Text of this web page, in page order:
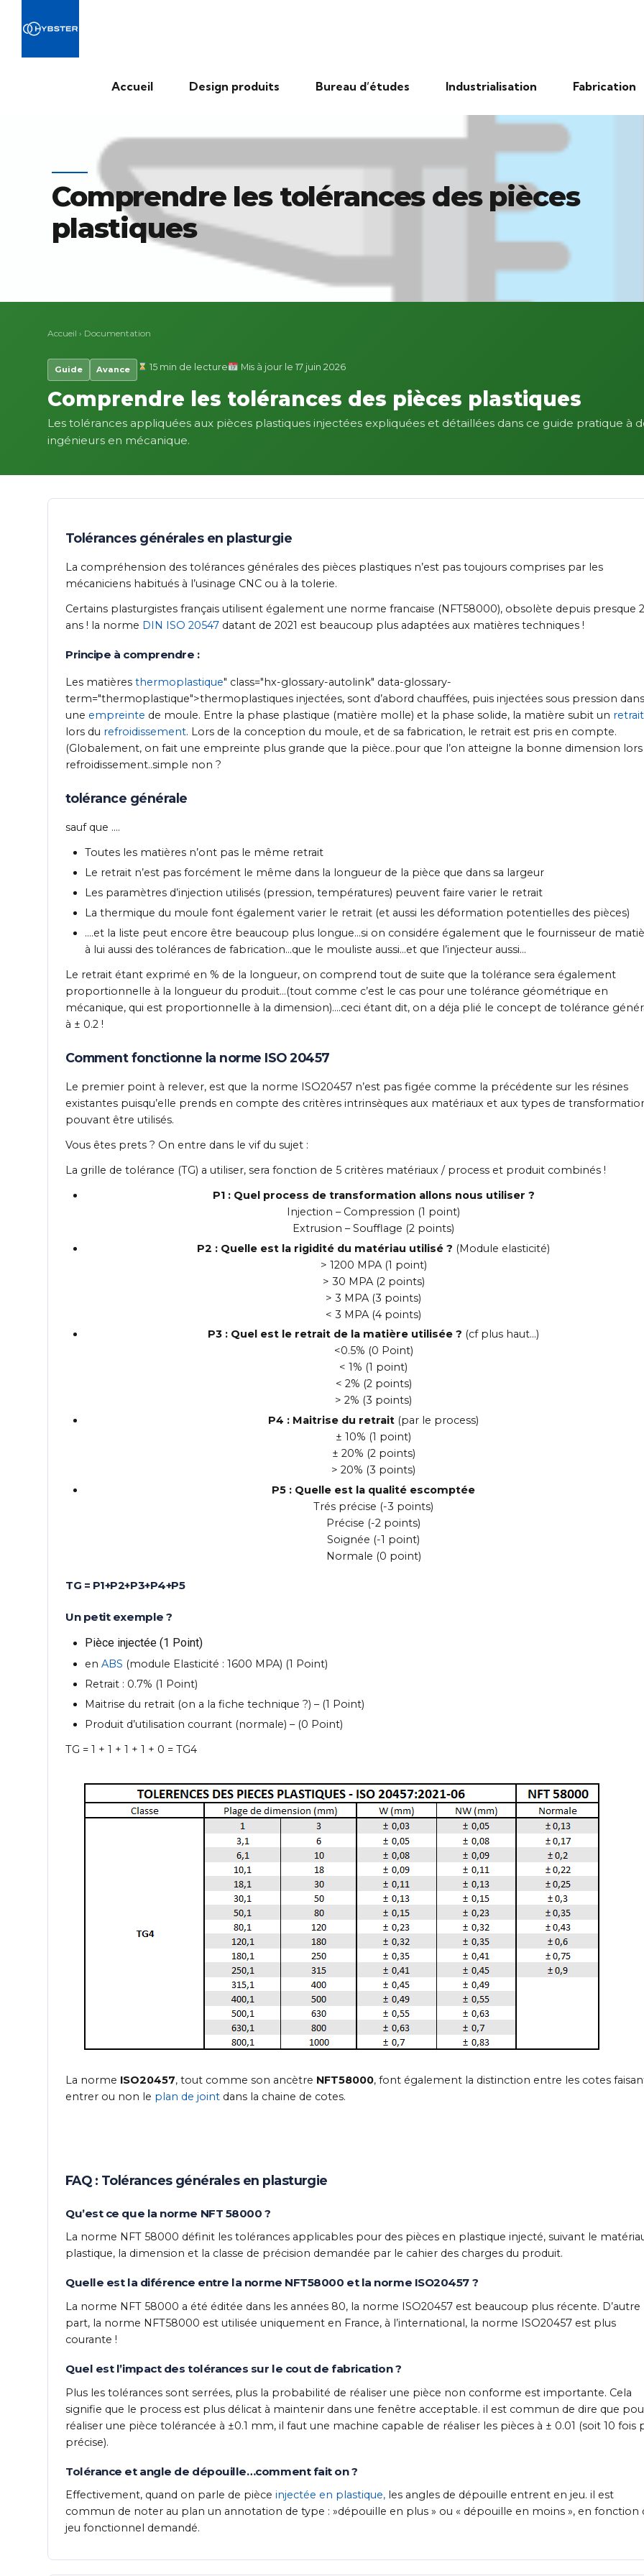
Accueil Design produits Bureau d’études Industrialisation Fabrication
Comprendre les tolérances des pièces
plastiques
Accueil › Documentation
Guide Avance 15 min de lecture Mis à jour le 17 juin 2026
Comprendre les tolérances des pièces plastiques
Les tolérances appliquées aux pièces plastiques injectées expliquées et détaillées dans ce guide pratique à
ingénieurs en mécanique.
Tolérances générales en plasturgie
La compréhension des tolérances générales des pièces plastiques n’est pas toujours comprises par les
mécaniciens habitués à l’usinage CNC ou à la tolerie.
Certains plasturgistes français utilisent également une norme francaise (NFT58000), obsolète depuis presque
ans ! la norme DIN ISO 20547 datant de 2021 est beaucoup plus adaptées aux matières techniques !
Principe à comprendre :
Les matières thermoplastique" class="hx-glossary-autolink" data-glossary-
term="thermoplastique">thermoplastiques injectées, sont d’abord chauffées, puis injectées sous pression dans
une empreinte de moule. Entre la phase plastique (matière molle) et la phase solide, la matière subit un retrait
lors du refroidissement. Lors de la conception du moule, et de sa fabrication, le retrait est pris en compte.
(Globalement, on fait une empreinte plus grande que la pièce..pour que l’on atteigne la bonne dimension lors
refroidissement..simple non ?
tolérance générale
sauf que ….
Toutes les matières n’ont pas le même retrait
Le retrait n’est pas forcément le même dans la longueur de la pièce que dans sa largeur
Les paramètres d’injection utilisés (pression, températures) peuvent faire varier le retrait
La thermique du moule font également varier le retrait (et aussi les déformation potentielles des pièces)
….et la liste peut encore être beaucoup plus longue…si on considére également que le fournisseur de
à lui aussi des tolérances de fabrication…que le mouliste aussi…et que l’injecteur aussi…
Le retrait étant exprimé en % de la longueur, on comprend tout de suite que la tolérance sera également
proportionnelle à la longueur du produit…(tout comme c’est le cas pour une tolérance géométrique en
mécanique, qui est proportionnelle à la dimension)….ceci étant dit, on a déja plié le concept de tolérance
à ± 0.2 !
Comment fonctionne la norme ISO 20457
Le premier point à relever, est que la norme ISO20457 n’est pas figée comme la précédente sur les résines
existantes puisqu’elle prends en compte des critères intrinsèques aux matériaux et aux types de
pouvant être utilisés.
Vous êtes prets ? On entre dans le vif du sujet :
La grille de tolérance (TG) a utiliser, sera fonction de 5 critères matériaux / process et produit combinés !
P1 : Quel process de transformation allons nous utiliser ?
Injection – Compression (1 point)
Extrusion – Soufflage (2 points)
P2 : Quelle est la rigidité du matériau utilisé ? (Module elasticité)
> 1200 MPA (1 point)
> 30 MPA (2 points)
> 3 MPA (3 points)
< 3 MPA (4 points)
P3 : Quel est le retrait de la matière utilisée ? (cf plus haut…)
<0.5% (0 Point)
< 1% (1 point)
< 2% (2 points)
> 2% (3 points)
P4 : Maitrise du retrait (par le process)
± 10% (1 point)
± 20% (2 points)
> 20% (3 points)
P5 : Quelle est la qualité escomptée
Trés précise (-3 points)
Précise (-2 points)
Soignée (-1 point)
Normale (0 point)
TG = P1+P2+P3+P4+P5
Un petit exemple ?
Pièce injectée (1 Point)
enABS (module Elasticité : 1600 MPA) (1 Point)
Retrait : 0.7% (1 Point)
Maitrise du retrait (on a la fiche technique ?) – (1 Point)
Produit d’utilisation courrant (normale) – (0 Point)
TG = 1 + 1 + 1 + 1 + 0 = TG4
La norme ISO20457, tout comme son ancètre NFT58000, font également la distinction entre les cotes
entrer ou non le plan de joint dans la chaine de cotes.
FAQ : Tolérances générales en plasturgie
Qu’est ce que la norme NFT 58000 ?
La norme NFT 58000 définit les tolérances applicables pour des pièces en plastique injecté, suivant le
plastique, la dimension et la classe de précision demandée par le cahier des charges du produit.
Quelle est la diférence entre la norme NFT58000 et la norme ISO20457 ?
La norme NFT 58000 a été éditée dans les années 80, la norme ISO20457 est beaucoup plus récente. D’autre
part, la norme NFT58000 est utilisée uniquement en France, à l’international, la norme ISO20457 est plus
courante !
Quel est l’impact des tolérances sur le cout de fabrication ?
Plus les tolérances sont serrées, plus la probabilité de réaliser une pièce non conforme est importante. Cela
signifie que le process est plus délicat à maintenir dans une fenêtre acceptable. il est commun de dire que
réaliser une pièce tolérancée à ±0.1 mm, il faut une machine capable de réaliser les pièces à ± 0.01 (soit 10 fois
précise).
Tolérance et angle de dépouille…comment fait on ?
Effectivement, quand on parle de pièce injectée en plastique, les angles de dépouille entrent en jeu. il est
commun de noter au plan un annotation de type : »dépouille en plus » ou « dépouille en moins », en fonction
jeu fonctionnel demandé.